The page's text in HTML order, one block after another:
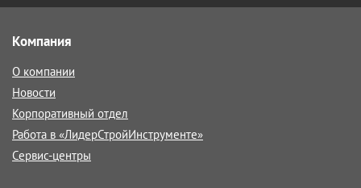
Компания
О компании
Новости
Корпоративный отдел
Работа в «ЛидерСтройИнструменте»
Сервис-центры